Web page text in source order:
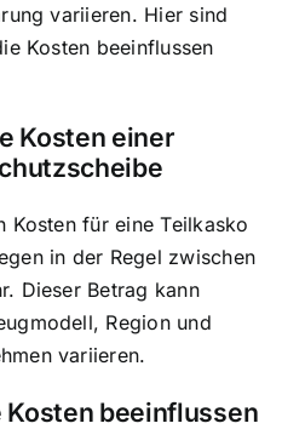
variieren. Hier sind
Kosten beeinflussen
Kosten einer
Kosten für eine Teilkasko
in der Regel zwischen
Dieser Betrag kann
Region und
variieren.
Kosten beeinflussen